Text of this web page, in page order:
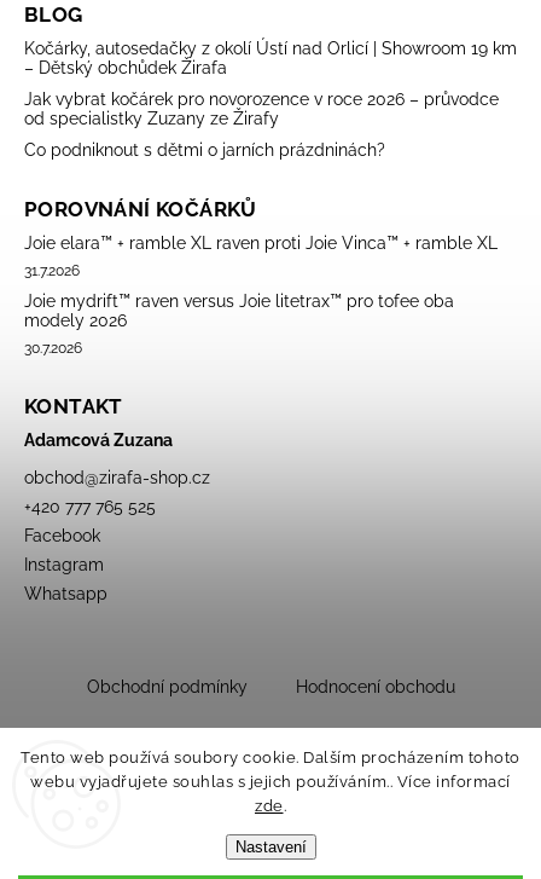
Tento web používá soubory cookie. Dalším procházením tohoto
webu vyjadřujete souhlas s jejich používáním.. Více informací
zde.
Nastavení
BLOG
Kočárky, autosedačky z okolí Ústí nad Orlicí | Showroom 19 km
– Dětský obchůdek Žirafa
Jak vybrat kočárek pro novorozence v roce 2026 – průvodce
od specialistky Zuzany ze Žirafy
Co podniknout s dětmi o jarních prázdninách?
POROVNÁNÍ KOČÁRKŮ
Joie elara™ + ramble XL raven proti Joie Vinca™ + ramble XL
31.7.2026
Joie mydrift™ raven versus Joie litetrax™ pro tofee oba
modely 2026
30.7.2026
KONTAKT
Adamcová Zuzana
obchod@zirafa-shop.cz
+420 777 765 525
Facebook
Instagram
Whatsapp
Obchodní podmínky Hodnocení obchodu